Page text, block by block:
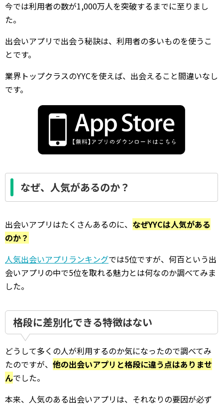
今では利用者の数が1,000万人を突破するまでに至りまし
た。
出会いアプリで出会う秘訣は、利用者の多いものを使うこ
とです。
業界トップクラスのYYCを使えば、出会えること間違いなし
です。
なぜ、人気があるのか？
出会いアプリはたくさんあるのに、 なぜYYCは人気がある
のか？
人気出会いアプリランキングでは5位ですが、何百という出
会いアプリの中で5位を取れる魅力とは何なのか調べてみま
した。
格段に差別化できる特徴はない
どうして多くの人が利用するのか気になったので調べてみ
たのですが、 他の出会いアプリと格段に違う点はありませ
んでした。
本来、人気のある出会いアプリは、それなりの要因が必ず